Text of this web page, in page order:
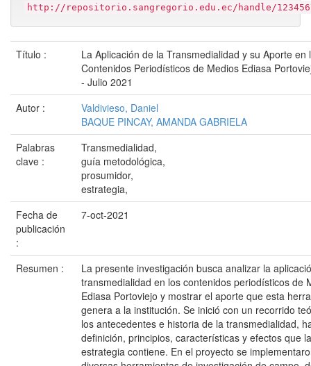
http://repositorio.sangregorio.edu.ec/handle/
Título :
La Aplicación de la Transmedialidad y su Aporte en
Contenidos Periodísticos de Medios Ediasa
- Julio 2021
Autor :
Valdivieso, Daniel
BAQUE PINCAY, AMANDA GABRIELA
Palabras
clave :
Transmedialidad,
guía metodológica,
prosumidor,
estrategia,
Fecha de
publicación
:
7-oct-2021
Resumen :
La presente investigación busca analizar la
transmedialidad en los contenidos periodísticos de
Ediasa Portoviejo y mostrar el aporte que esta
genera a la institución. Se inició con un recorrido
los antecedentes e historia de la transmedialidad,
definición, principios, características y efectos que la
estrategia contiene. En el proyecto se